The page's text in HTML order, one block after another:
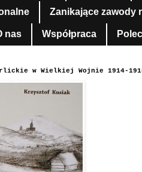
Zanikające zawody
nas Współpraca
w Wielkiej Wojnie 1914-